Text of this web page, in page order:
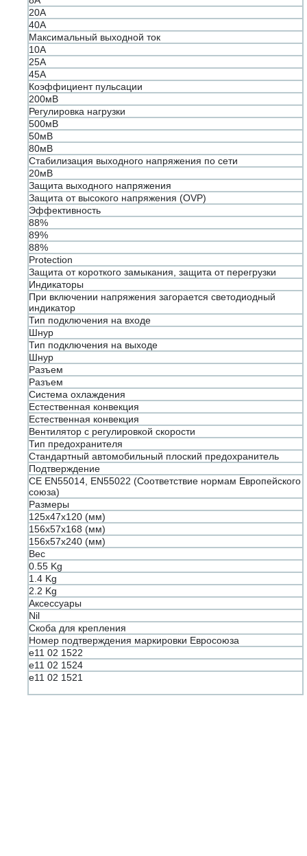
20A
40A
Максимальный выходной ток
10A
25A
45A
Коэффициент пульсации
200мВ
Регулировка нагрузки
500мВ
50мВ
80мВ
Стабилизация выходного напряжения по сети
20мВ
Защита выходного напряжения
Защита от высокого напряжения (OVP)
Эффективность
88%
89%
88%
Protection
Защита от короткого замыкания, защита от перегрузки
Индикаторы
При включении напряжения загорается светодиодный
индикатор
Тип подключения на входе
Шнур
Тип подключения на выходе
Шнур
Разъем
Разъем
Система охлаждения
Естественная конвекция
Естественная конвекция
Вентилятор с регулировкой скорости
Тип предохранителя
Стандартный автомобильный плоский предохранитель
Подтверждение
CE EN55014, EN55022 (Соответствие нормам Европейского
союза)
Размеры
125x47x120 (мм)
156x57x168 (мм)
156x57x240 (мм)
Вес
0.55 Kg
1.4 Kg
2.2 Kg
Аксессуары
Nil
Скоба для крепления
Номер подтверждения маркировки Евросоюза
e11 02 1522
e11 02 1524
e11 02 1521